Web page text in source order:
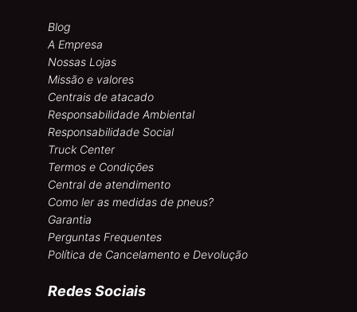
Blog
A Empresa
Nossas Lojas
Missão e valores
Centrais de atacado
Responsabilidade Ambiental
Responsabilidade Social
Truck Center
Termos e Condições
Central de atendimento
Como ler as medidas de pneus?
Garantia
Perguntas Frequentes
Política de Cancelamento e Devolução
Redes Sociais